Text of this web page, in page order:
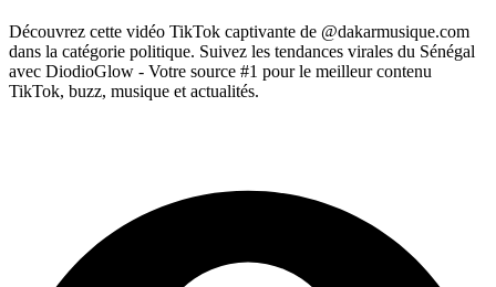
Découvrez cette vidéo TikTok captivante de @dakarmusique.com
dans la catégorie politique. Suivez les tendances virales du Sénégal
avec DiodioGlow - Votre source #1 pour le meilleur contenu
TikTok, buzz, musique et actualités.